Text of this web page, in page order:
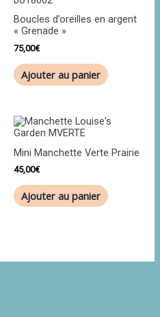
Boucles d’oreilles en argent
« Grenade »
75,00€
Ajouter au panier
Mini Manchette Verte Prairie
45,00€
Ajouter au panier